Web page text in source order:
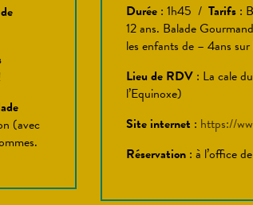
(avec
Durée : 1h45 / Tarifs :
12 ans. Balade
les enfants de – 4ans
Lieu de RDV : La cale
l’Equinoxe)
Site internet : https://
Réservation : à l’office